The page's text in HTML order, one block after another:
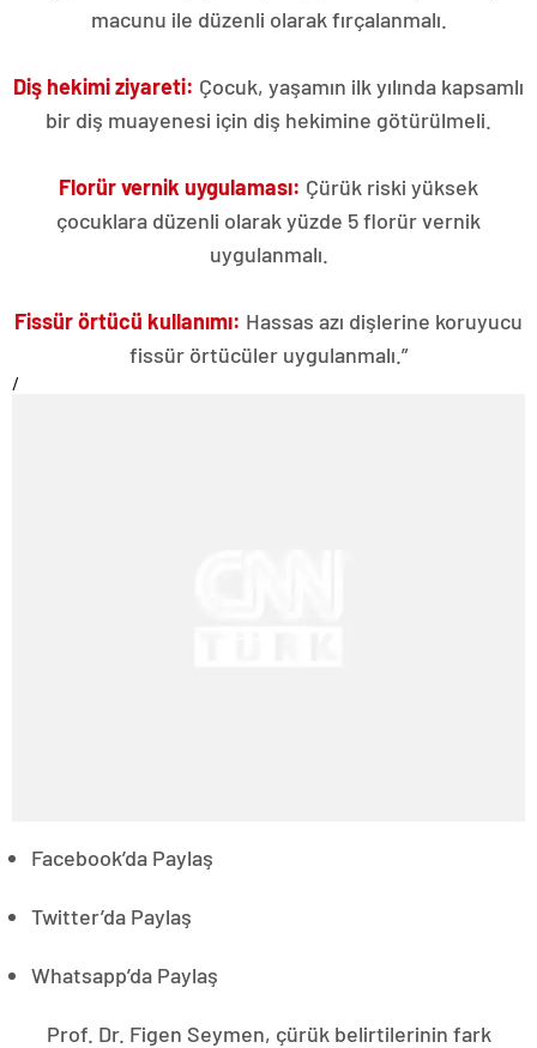
macunu ile düzenli olarak fırçalanmalı.
Diş hekimi ziyareti: Çocuk, yaşamın ilk yılında kapsamlı
bir diş muayenesi için diş hekimine götürülmeli.
Florür vernik uygulaması: Çürük riski yüksek
çocuklara düzenli olarak yüzde 5 florür vernik
uygulanmalı.
Fissür örtücü kullanımı: Hassas azı dişlerine koruyucu
fissür örtücüler uygulanmalı.”
/
Facebook’da Paylaş
Twitter’da Paylaş
Whatsapp’da Paylaş
Prof. Dr. Figen Seymen, çürük belirtilerinin fark